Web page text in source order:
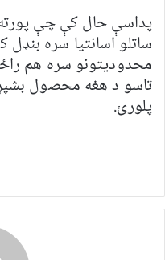
پداسې حال کې چې
ساتلو اسانتیا سره
محدودیتونو سره هم
تاسو د هغه محصول
پلورئ.